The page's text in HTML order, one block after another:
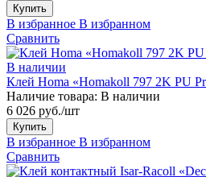
Купить
В избранное В избранном
Сравнить
В наличии
Клей Homa «Homakoll 797 2K PU
Наличие товара: В наличии
6 026 руб./шт
Купить
В избранное В избранном
Сравнить